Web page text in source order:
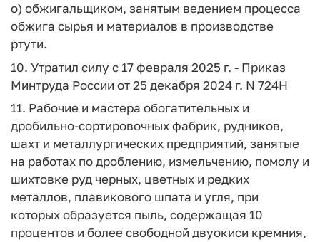
о) обжигальщиком, занятым ведением процесса
обжига сырья и материалов в производстве
ртути.
10. Утратил силу с 17 февраля 2025 г. - Приказ
Минтруда России от 25 декабря 2024 г. N 724Н
11. Рабочие и мастера обогатительных и
дробильно-сортировочных фабрик, рудников,
шахт и металлургических предприятий, занятые
на работах по дроблению, измельчению, помолу и
шихтовке руд черных, цветных и редких
металлов, плавикового шпата и угля, при
которых образуется пыль, содержащая 10
процентов и более свободной двуокиси кремния,